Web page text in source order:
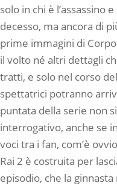
solo in chi è l’assassino
decesso, ma ancora di
prime immagini di
il volto né altri dettagli
tratti, e solo nel corso
spettatrici potranno
puntata della serie non
interrogativo, anche se
voci tra i fan, com’è
Rai 2 è costruita per
episodio, che la